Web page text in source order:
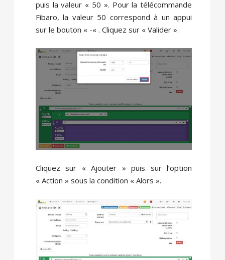
puis la valeur « 50 ». Pour la télécommande
Fibaro, la valeur 50 correspond à un appui
sur le bouton « -« . Cliquez sur « Valider ».
Cliquez sur « Ajouter » puis sur l’option
« Action » sous la condition « Alors ».